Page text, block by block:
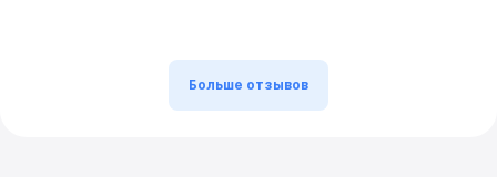
Больше отзывов